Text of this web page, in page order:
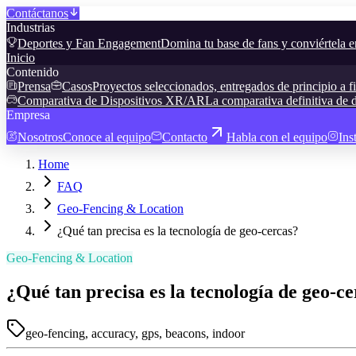
Contáctanos
Industrias
Deportes y Fan EngagementDomina tu base de fans y conviértela
Inicio
Contenido
Prensa
CasosProyectos seleccionados, entregados de principio a
Comparativa de Dispositivos XR/ARLa comparativa definitiva de
Empresa
NosotrosConoce al equipo Contacto Habla con el equipo
Home
FAQ
Geo-Fencing & Location
¿Qué tan precisa es la tecnología de geo-cercas?
Geo-Fencing & Location
¿Qué tan precisa es la tecnología de geo-
geo-fencing, accuracy, gps, beacons, indoor